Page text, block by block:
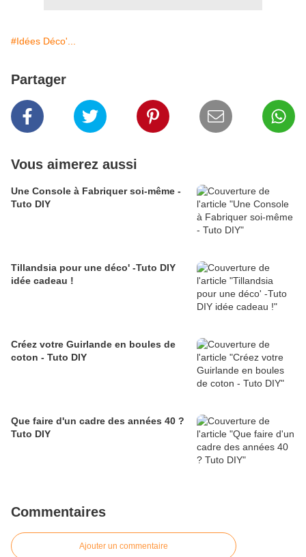
#Idées Déco'...
Partager
Vous aimerez aussi
Une Console à Fabriquer soi-même -
Tuto DIY
Tillandsia pour une déco' -Tuto DIY
idée cadeau !
Créez votre Guirlande en boules de
coton - Tuto DIY
Que faire d'un cadre des années 40 ?
Tuto DIY
Commentaires
Ajouter un commentaire